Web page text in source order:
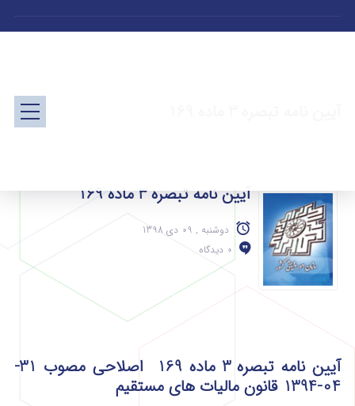
آیین نامه تبصره 3 ماده 169
دوشنبه , 09 دی 1398
0 دیدگاه
آیین نامه تبصره 3 ماده 169 اصلاحی مصوب 31-
04-1394 قانون مالیات های مستقیم